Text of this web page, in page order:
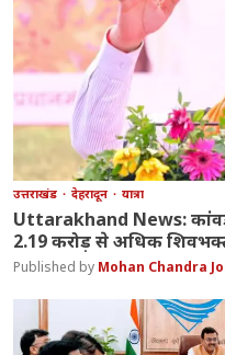
उत्तराखंड देहरादून यात्रा
Uttarakhand News: कांवड़
2.19 करोड़ से अधिक
Mohan Chandra